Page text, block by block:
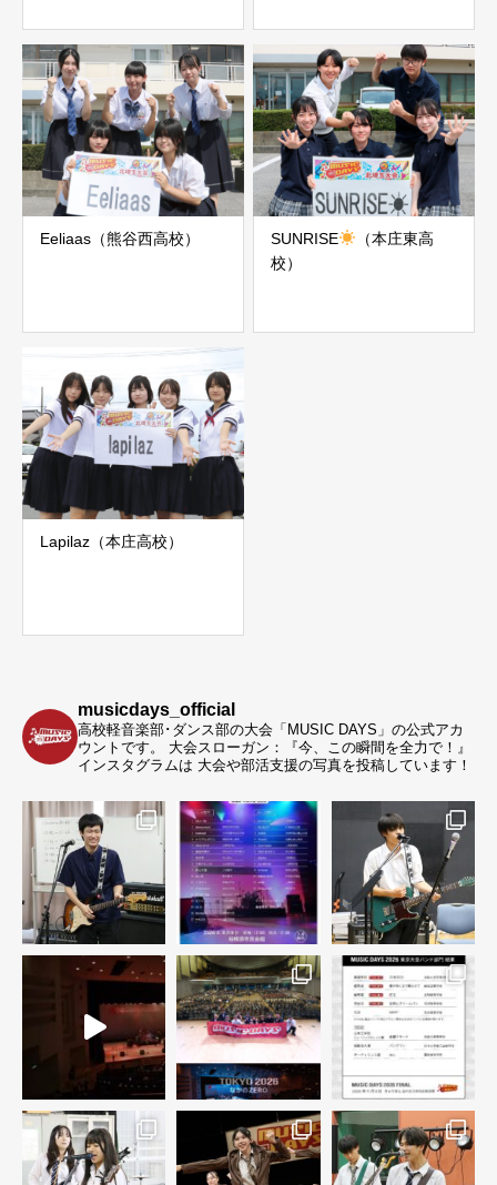
Eeliaas（熊谷西高校） SUNRISE
（本庄東高
校）
Lapilaz（本庄高校）
musicdays_official
高校軽音楽部･ダンス部の大会「MUSIC DAYS」の公式アカ
ウントです。
大会スローガン：『今、この瞬間を全力で！』
インスタグラムは 大会や部活支援の写真を投稿しています！